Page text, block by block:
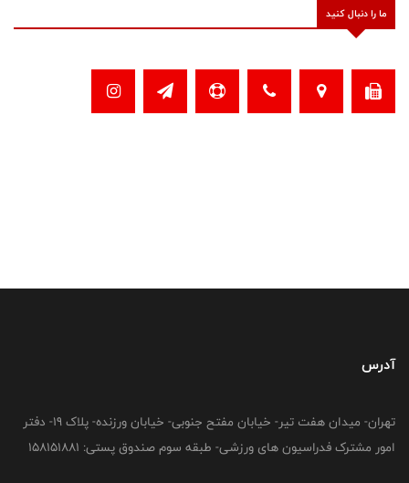
ما را دنبال کنید
آدرس
تهران- میدان هفت تیر- خیابان مفتح جنوبی- خیابان ورزنده- پلاک 19- دفتر
امور مشترک فدراسیون های ورزشی- طبقه سوم صندوق پستی: 158151881